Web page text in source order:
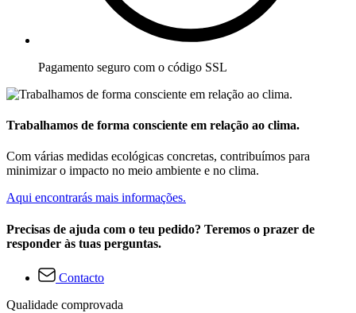
Pagamento seguro com o código SSL
Trabalhamos de forma consciente em relação ao clima.
Com várias medidas ecológicas concretas, contribuímos para
minimizar o impacto no meio ambiente e no clima.
Aqui encontrarás mais informações.
Precisas de ajuda com o teu pedido? Teremos o prazer de
responder às tuas perguntas.
Contacto
Qualidade comprovada